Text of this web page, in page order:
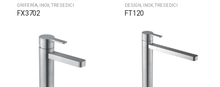
GRIFERÍA INOX TRESEDICI
FX3702
DESIGN INOX TRESEDICI
FT120